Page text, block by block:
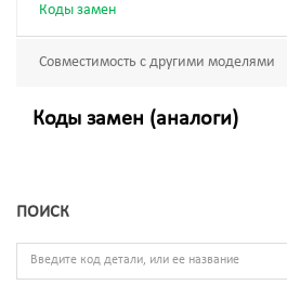
Коды замен
Совместимость с другими моделями
Коды замен (аналоги)
ПОИСК